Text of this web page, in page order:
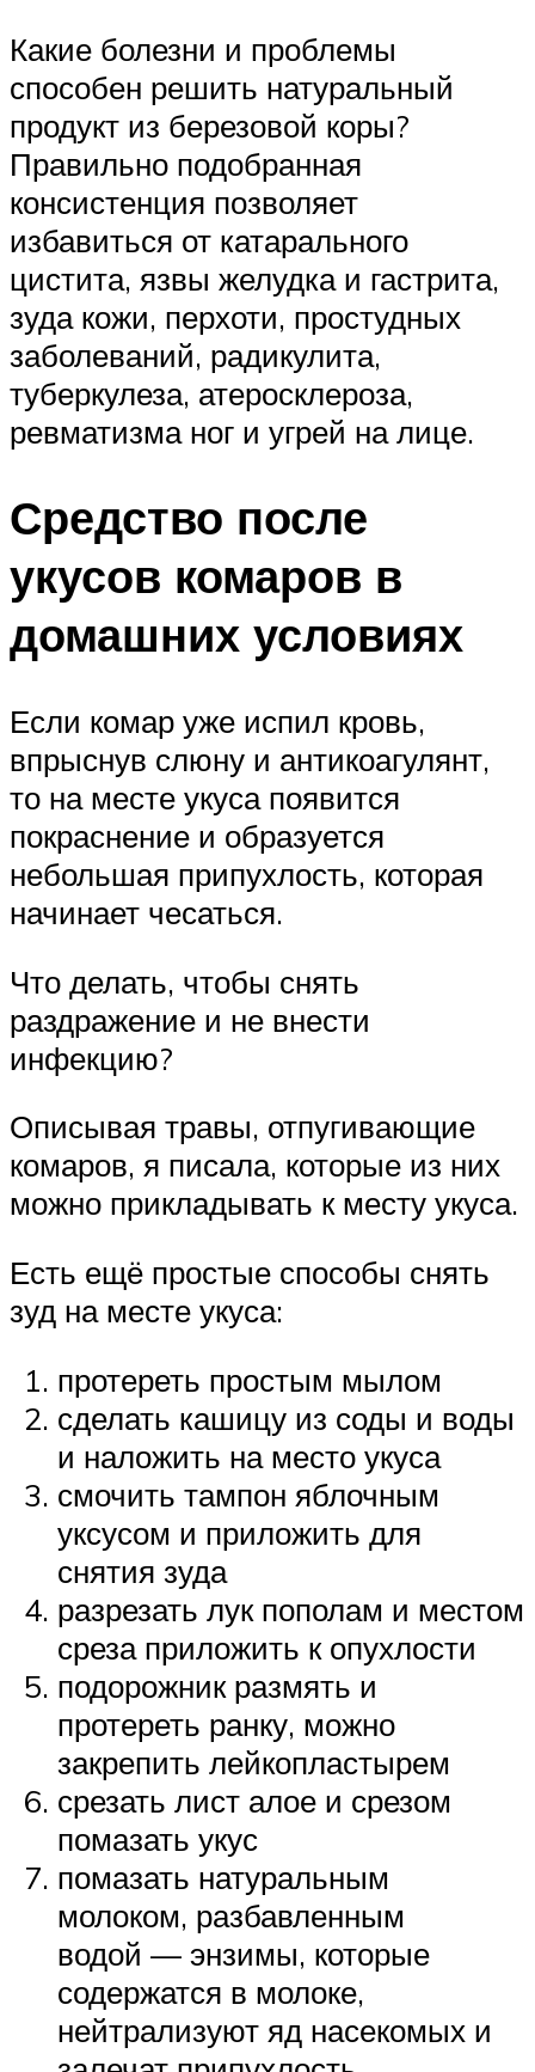
Какие болезни и проблемы
способен решить натуральный
продукт из березовой коры?
Правильно подобранная
консистенция позволяет
избавиться от катарального
цистита, язвы желудка и гастрита,
зуда кожи, перхоти, простудных
заболеваний, радикулита,
туберкулеза, атеросклероза,
ревматизма ног и угрей на лице.
Средство после
укусов комаров в
домашних условиях
Если комар уже испил кровь,
впрыснув слюну и антикоагулянт,
то на месте укуса появится
покраснение и образуется
небольшая припухлость, которая
начинает чесаться.
Что делать, чтобы снять
раздражение и не внести
инфекцию?
Описывая травы, отпугивающие
комаров, я писала, которые из них
можно прикладывать к месту укуса.
Есть ещё простые способы снять
зуд на месте укуса:
протереть простым мылом
сделать кашицу из соды и воды
и наложить на место укуса
смочить тампон яблочным
уксусом и приложить для
снятия зуда
разрезать лук пополам и местом
среза приложить к опухлости
подорожник размять и
протереть ранку, можно
закрепить лейкопластырем
срезать лист алое и срезом
помазать укус
помазать натуральным
молоком, разбавленным
водой — энзимы, которые
содержатся в молоке,
нейтрализуют яд насекомых и